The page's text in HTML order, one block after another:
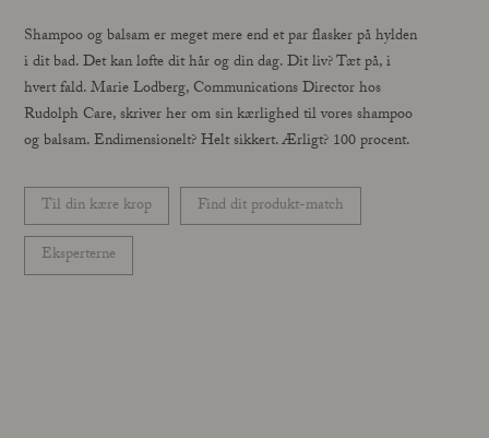
Shampoo og balsam er meget mere end et par flasker på hylden
i dit bad. Det kan løfte dit hår og din dag. Dit liv? Tæt på, i
hvert fald. Marie Lodberg, Communications Director hos
Rudolph Care, skriver her om sin kærlighed til vores shampoo
og balsam. Endimensionelt? Helt sikkert. Ærligt? 100 procent.
Til din kære krop
Find dit produkt-match
Eksperterne